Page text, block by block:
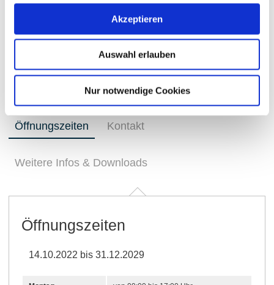
Akzeptieren
Auswahl erlauben
Nur notwendige Cookies
+ 1 weiteres
Öffnungszeiten Kontakt
Weitere Infos & Downloads
Öffnungszeiten
14.10.2022 bis 31.12.2029